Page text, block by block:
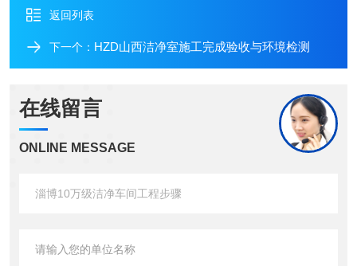
返回列表
下一个： HZD山西洁净室施工完成验收与环境检测
在线留言
ONLINE MESSAGE